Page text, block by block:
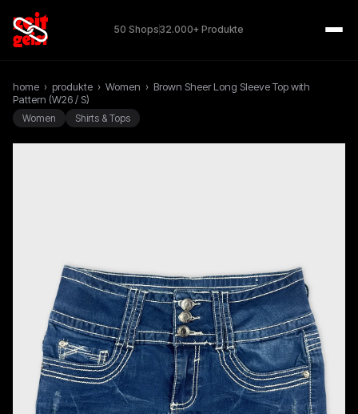
50 Shops32.000+ Produkte
home › produkte › Women › Brown Sheer Long Sleeve Top with
Pattern (W26 / S)
Women Shirts & Tops